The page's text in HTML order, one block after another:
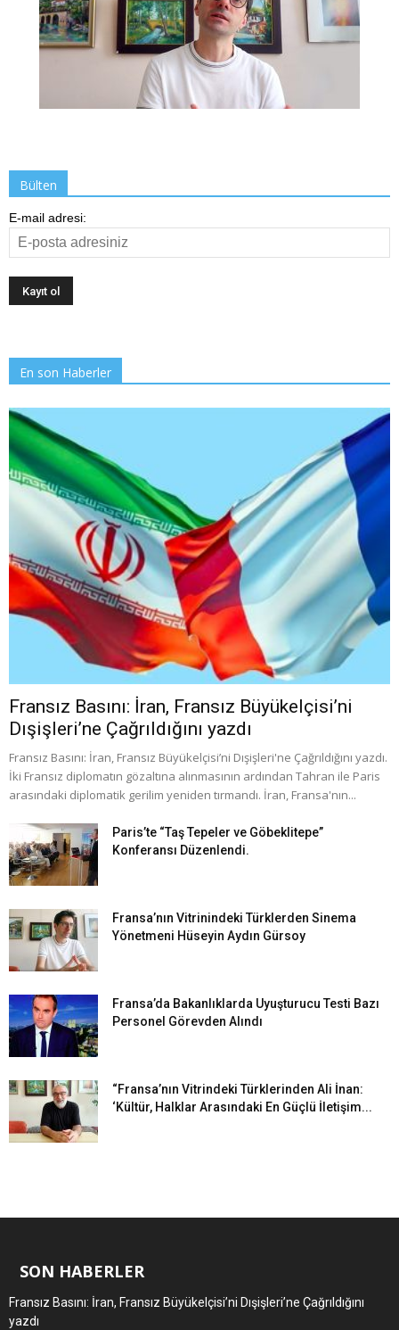
Bülten
E-mail adresi:
En son Haberler
Fransız Basını: İran, Fransız Büyükelçisi’ni
Dışişleri’ne Çağrıldığını yazdı
Fransız Basını: İran, Fransız Büyükelçisi’ni Dışişleri'ne Çağrıldığını yazdı.
İki Fransız diplomatın gözaltına alınmasının ardından Tahran ile Paris
arasındaki diplomatik gerilim yeniden tırmandı. İran, Fransa'nın...
Paris’te “Taş Tepeler ve Göbeklitepe”
Konferansı Düzenlendi.
Fransa’nın Vitrinindeki Türklerden Sinema
Yönetmeni Hüseyin Aydın Gürsoy
Fransa’da Bakanlıklarda Uyuşturucu Testi Bazı
Personel Görevden Alındı
“Fransa’nın Vitrindeki Türklerinden Ali İnan:
‘Kültür, Halklar Arasındaki En Güçlü İletişim...
SON HABERLER
Fransız Basını: İran, Fransız Büyükelçisi’ni Dışişleri’ne Çağrıldığını
yazdı